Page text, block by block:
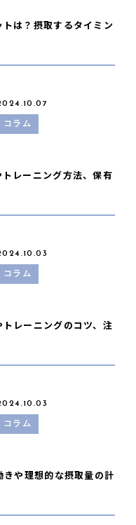
は？摂取するタイミン
コラム
レーニング方法、保有
コラム
レーニングのコツ、注
コラム
や理想的な摂取量の計